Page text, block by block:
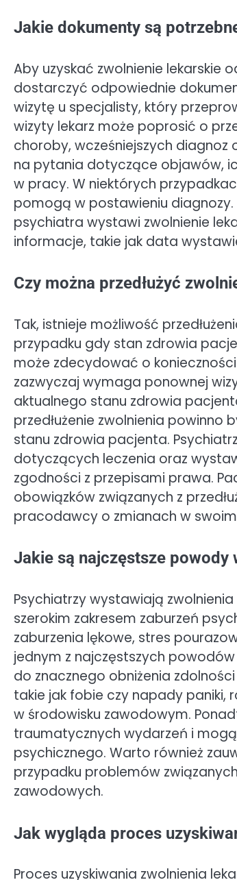
Jakie dokumenty są
Aby uzyskać zwolnienie lekarskie
dostarczyć odpowiednie
wizytę u specjalisty, który
wizyty lekarz może poprosić o
choroby, wcześniejszych
na pytania dotyczące objawów,
w pracy. W niektórych
pomogą w postawieniu diagnozy.
psychiatra wystawi zwolnienie
informacje, takie jak data
Czy można przedłużyć
Tak, istnieje możliwość
przypadku gdy stan zdrowia
może zdecydować o
zazwyczaj wymaga ponownej
aktualnego stanu zdrowia
przedłużenie zwolnienia powinno
stanu zdrowia pacjenta.
dotyczących leczenia oraz
zgodności z przepisami prawa.
obowiązków związanych z
pracodawcy o zmianach w
Jakie są najczęstsze
Psychiatrzy wystawiają
szerokim zakresem zaburzeń
zaburzenia lękowe, stres
jednym z najczęstszych
do znacznego obniżenia
takie jak fobie czy napady paniki,
w środowisku zawodowym.
traumatycznych wydarzeń i
psychicznego. Warto również
przypadku problemów
zawodowych.
Jak wygląda proces
Proces uzyskiwania zwolnienia